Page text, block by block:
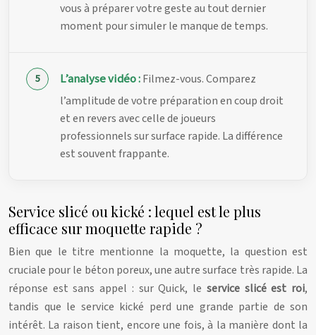
vous à préparer votre geste au tout dernier
moment pour simuler le manque de temps.
L’analyse vidéo :Filmez-vous. Comparez
l’amplitude de votre préparation en coup droit
et en revers avec celle de joueurs
professionnels sur surface rapide. La différence
est souvent frappante.
Service slicé ou kické : lequel est le plus
efficace sur moquette rapide ?
Bien que le titre mentionne la moquette, la question est
cruciale pour le béton poreux, une autre surface très rapide. La
réponse est sans appel : sur Quick, le service slicé est roi,
tandis que le service kické perd une grande partie de son
intérêt. La raison tient, encore une fois, à la manière dont la